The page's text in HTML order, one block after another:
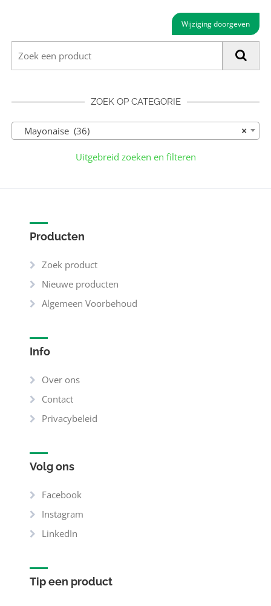
Wijziging doorgeven
ZOEK OP CATEGORIE
×
Mayonaise (36)
Uitgebreid zoeken en filteren
Producten
Zoek product
Nieuwe producten
Algemeen Voorbehoud
Info
Over ons
Contact
Privacybeleid
Volg ons
Facebook
Instagram
LinkedIn
Tip een product